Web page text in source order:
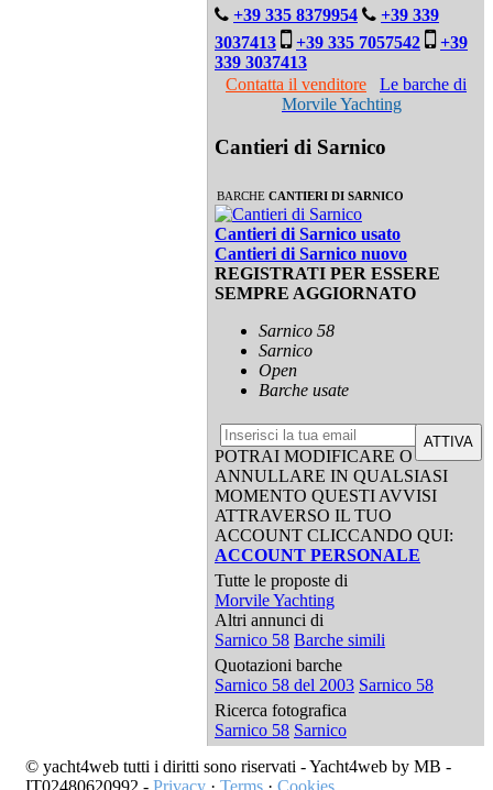
+39 335 8379954
+39 339
3037413
+39 335 7057542
+39
339 3037413
Contatta il venditore
Le barche di
Morvile Yachting
Cantieri di Sarnico
BARCHE CANTIERI DI SARNICO
Cantieri di Sarnico usato
Cantieri di Sarnico nuovo
REGISTRATI PER ESSERE
SEMPRE AGGIORNATO
Sarnico 58
Sarnico
Open
Barche usate
ATTIVA
POTRAI MODIFICARE O
ANNULLARE IN QUALSIASI
MOMENTO QUESTI AVVISI
ATTRAVERSO IL TUO
ACCOUNT CLICCANDO QUI:
ACCOUNT PERSONALE
Tutte le proposte di
Morvile Yachting
Altri annunci di
Sarnico 58 Barche simili
Quotazioni barche
Sarnico 58 del 2003 Sarnico 58
Ricerca fotografica
Sarnico 58 Sarnico
© yacht4web tutti i diritti sono riservati -Yacht4web by MB -
IT02480620992 - Privacy · Terms · Cookies